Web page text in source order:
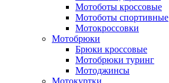
Мотоботы кроссовые
Мотоботы спортивные
Мотокроссовки
Мотобрюки
Брюки кроссовые
Мотобрюки туринг
Мотоджинсы
Мотокуртки